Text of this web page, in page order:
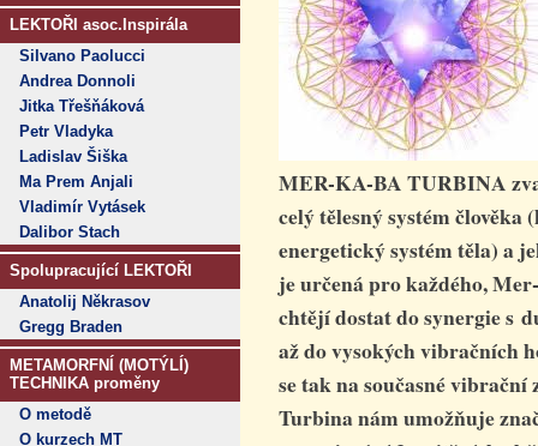
LEKTOŘI asoc.Inspirála
Silvano Paolucci
Andrea Donnoli
Jitka Třešňáková
Petr Vladyka
Ladislav Šiška
Ma Prem Anjali
Vladimír Vytásek
Dalibor Stach
Spolupracující LEKTOŘI
Anatolij Někrasov
Gregg Braden
METAMORFNÍ (MOTÝLÍ)
TECHNIKA proměny
O metodě
O kurzech MT
MER-KA-BA TURBINA
celý tělesný systém
energetický systém těla) a
je určená pro každého,
chtějí dostat do synergie s
až do vysokých vibračních
se tak na současné
Turbina nám umožňuje